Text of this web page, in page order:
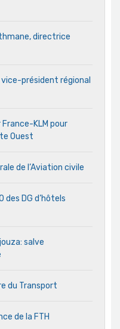
directrice
vice-président régional
France-KLM pour
Ouest
de l’Aviation civile
des DG d’hôtels
salve
du Transport
de la FTH